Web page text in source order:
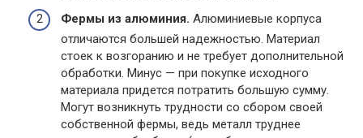
Фермы из алюминия. Алюминиевые корпуса
отличаются большей надежностью. Материал
стоек к возгоранию и не требует дополнительной
обработки. Минус — при покупке исходного
материала придется потратить большую сумму.
Могут возникнуть трудности со сбором своей
собственной фермы, ведь металл труднее